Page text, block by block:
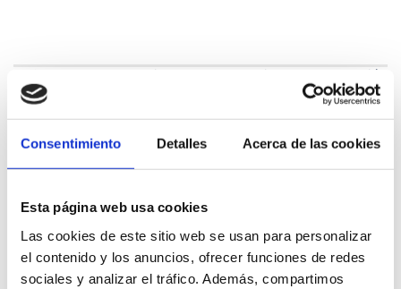
Consentimiento Detalles Acerca de las cookies
Esta página web usa cookies
Las cookies de este sitio web se usan para personalizar
el contenido y los anuncios, ofrecer funciones de redes
sociales y analizar el tráfico. Además, compartimos
El Congreso de los Diputados ha acogido la presentación
del libro ‘Por una salud no determinada. Hoja de Ruta hacia
la equidad’, de la Fundación Gaspar Casal y MSD, que
cuenta entre su nómina de autores con eldirector del
En el trabajo se subraya que el lugar de residencia, el
género o el acceso a la educación son algunos
determinantes que condicionan los resultados en salud,
incluso en países en los que el acceso a la sanidad es